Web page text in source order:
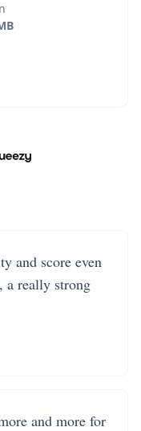
and score even
a really strong
and more for